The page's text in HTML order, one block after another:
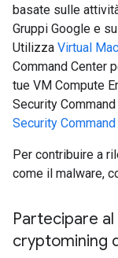
basate sulle
Gruppi Google e
Utilizza Virtual
Command Center
tue VM Compute
Security
Security Command
Per contribuire a
come il malware,
Partecipare
cryptomining